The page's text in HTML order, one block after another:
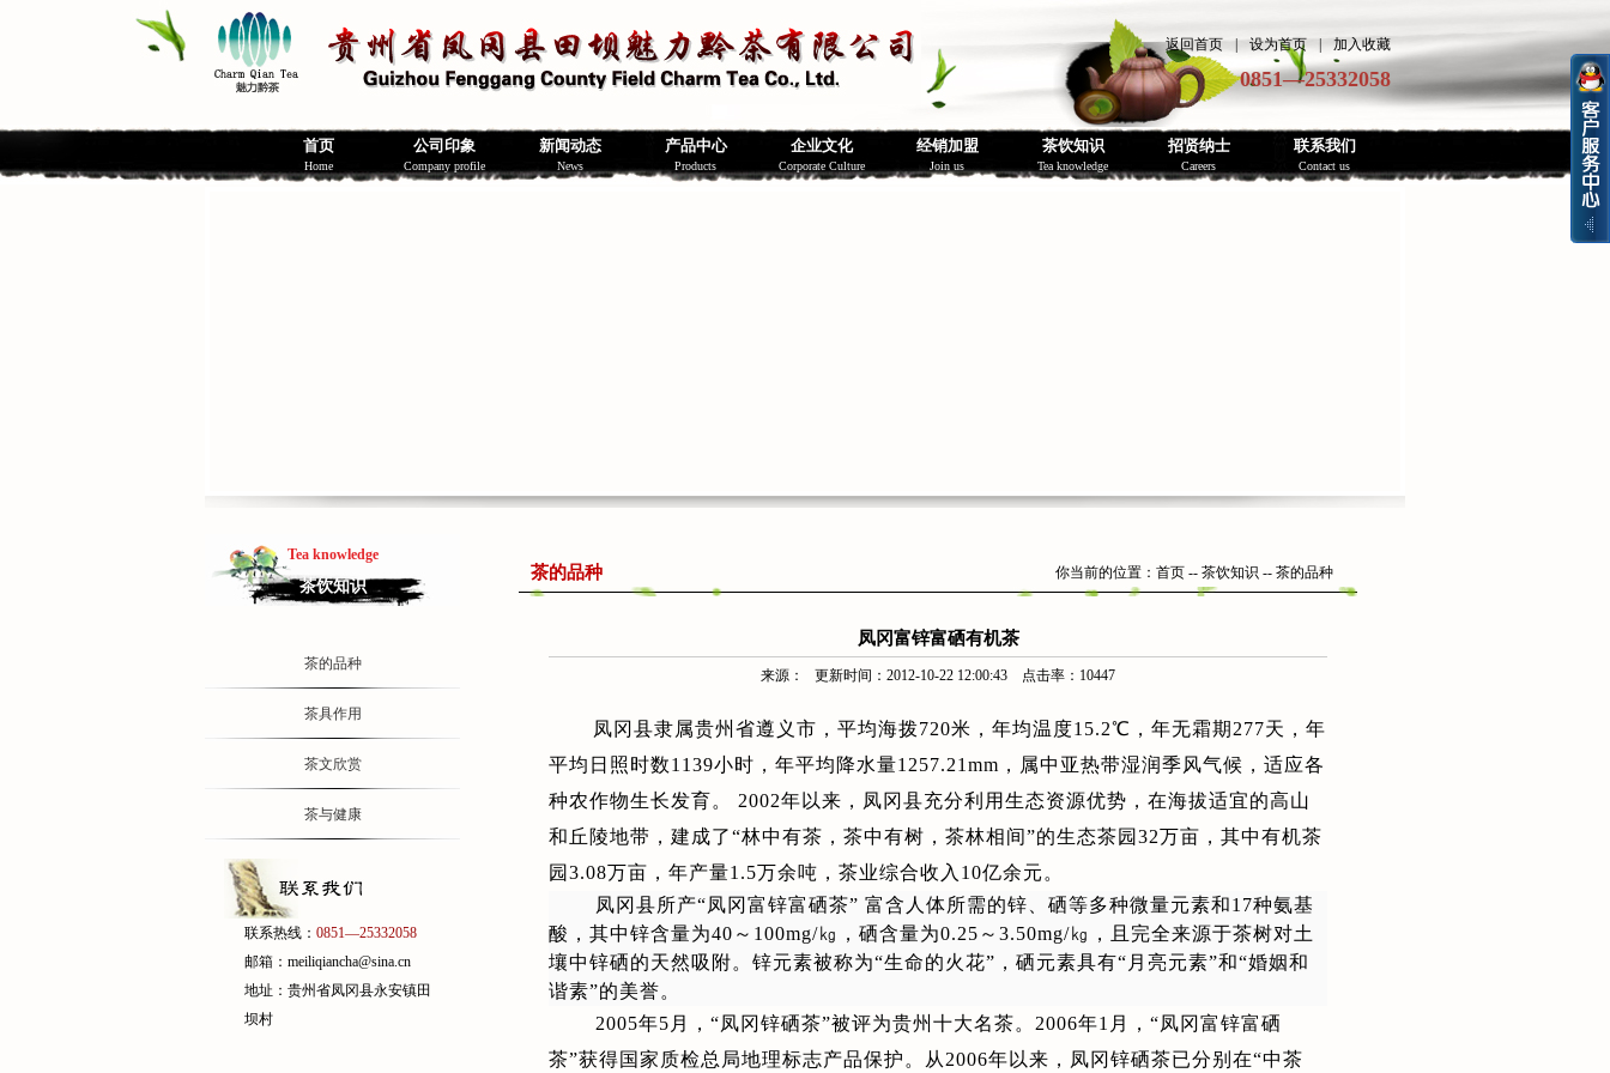
返回首页 设为首页 加入收藏
0851—25332058
首页
Home
公司印象
Company profile
新闻动态
News
产品中心
Products
企业文化
Corporate Culture
经销加盟
Join us
茶饮知识
Tea knowledge
招贤纳士
Careers
联系我们
Contact us
Tea knowledge
茶饮知识
茶的品种
茶具作用
茶文欣赏
茶与健康
联系热线： 0851—25332058
邮箱：meiliqiancha@sina.cn
地址：贵州省凤冈县永安镇田
坝村
茶的品种 你当前的位置： 首页 -- 茶饮知识 -- 茶的品种
凤冈富锌富硒有机茶
来源： 更新时间：2012-10-22 12:00:43 点击率：10447
凤冈县隶属贵州省遵义市，平均海拨720米，年均温度15.2℃，年无霜期277天，年
平均日照时数1139小时，年平均降水量1257.21mm，属中亚热带湿润季风气候，适应各
种农作物生长发育。 2002年以来，凤冈县充分利用生态资源优势，在海拔适宜的高山
和丘陵地带，建成了“林中有茶，茶中有树，茶林相间”的生态茶园32万亩，其中有机茶
园3.08万亩，年产量1.5万余吨，茶业综合收入10亿余元。
凤冈县所产“凤冈富锌富硒茶” 富含人体所需的锌、硒等多种微量元素和17种氨基
酸，其中锌含量为40～100mg/㎏，硒含量为0.25～3.50mg/㎏，且完全来源于茶树对土
壤中锌硒的天然吸附。锌元素被称为“生命的火花”，硒元素具有“月亮元素”和“婚姻和
谐素”的美誉。
2005年5月，“凤冈锌硒茶”被评为贵州十大名茶。2006年1月，“凤冈富锌富硒
茶”获得国家质检总局地理标志产品保护。从2006年以来，凤冈锌硒茶已分别在“中茶